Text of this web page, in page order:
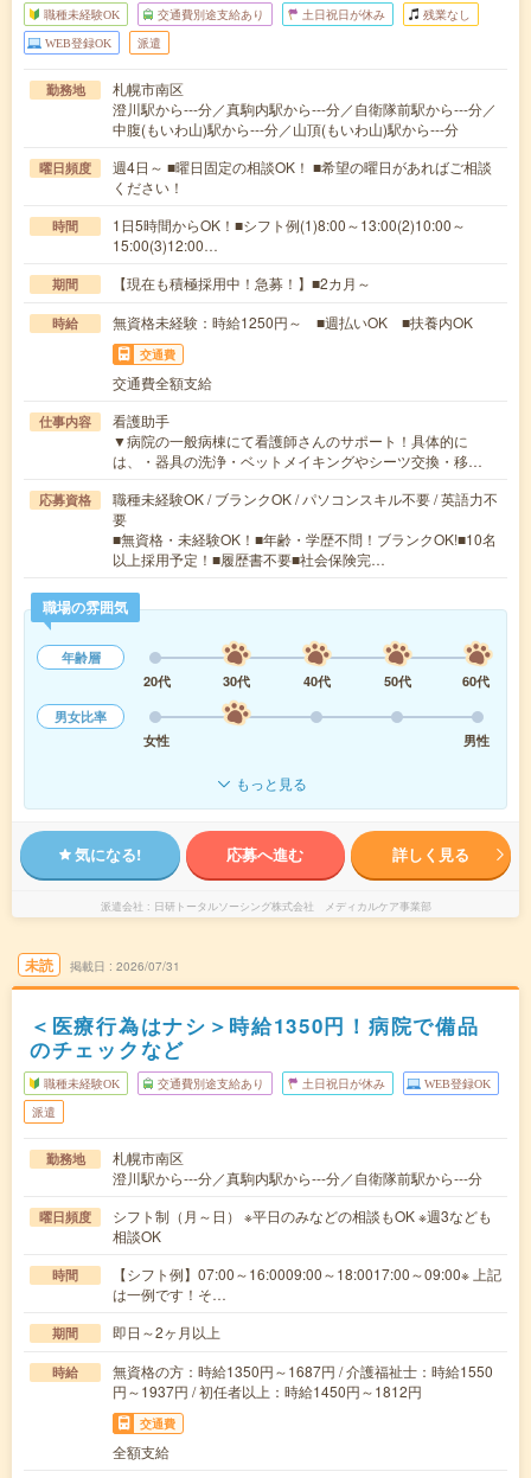
職種未経験OK 交通費別途支給あり 土日祝日が休み 残業なし
WEB登録OK 派遣
勤務地
札幌市南区
澄川駅から---分／真駒内駅から---分／自衛隊前駅から---分／
中腹(もいわ山)駅から---分／山頂(もいわ山)駅から---分
曜日頻度
週4日～ ■曜日固定の相談OK！ ■希望の曜日があればご相談
ください！
時間
1日5時間からOK！■シフト例(1)8:00～13:00(2)10:00～
15:00(3)12:00…
期間 【現在も積極採用中！急募！】■2カ月～
時給 無資格未経験：時給1250円～ ■週払いOK ■扶養内OK
交通費
交通費全額支給
仕事内容
看護助手
▼病院の一般病棟にて看護師さんのサポート！具体的に
は、・器具の洗浄・ベットメイキングやシーツ交換・移…
応募資格
職種未経験OK / ブランクOK / パソコンスキル不要 / 英語力不
要
■無資格・未経験OK！■年齢・学歴不問！ブランクOK!■10名
以上採用予定！■履歴書不要■社会保険完…
職場の雰囲気
年齢層
20代
30代 40代 50代
60代
男女比率
女性
男性
もっと見る
気になる! 応募へ進む 詳しく見る
派遣会社 日研トータルソーシング株式会社 メディカルケア事業部
未読 掲載日 2026/07/31
＜医療行為はナシ＞時給1350円！病院で備品
のチェックなど
職種未経験OK 交通費別途支給あり 土日祝日が休み WEB登録OK
派遣
勤務地
札幌市南区
澄川駅から---分／真駒内駅から---分／自衛隊前駅から---分
曜日頻度
シフト制（月～日） ※平日のみなどの相談もOK ※週3なども
相談OK
時間
【シフト例】07:00～16:0009:00～18:0017:00～09:00※ 上記
は一例です！そ…
期間 即日～2ヶ月以上
時給
無資格の方：時給1350円～1687円 / 介護福祉士：時給1550
円～1937円 / 初任者以上：時給1450円～1812円
交通費
全額支給